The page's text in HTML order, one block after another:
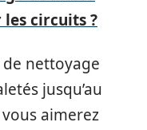
circuits ?
nettoyage
jusqu’au
vous aimerez